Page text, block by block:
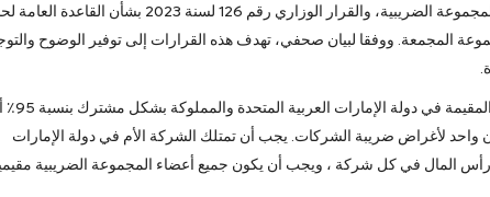
وشملت القرارات القرار الوزاري رقم 125 لسنة 2023 بشأن المجموعة الضريبية، والقرار الوزاري رقم 126 لسنة 2023 بشأن
الوزاري رقم 127 لسنة 2023 بشأن المجموعة المجمعة. ووفقا لبيان صحفي، تهدف هذه القرارات إلى توفير الوضوح
حدد القرار الوزاري بشأن المجموعة الضريبية شروط الكيانات المقيمة
واحد لأغراض ضريبة الشركات. يجب أن تمتلك الشركة الأم في دولة الإمارات
حقوق التصويت وملكية رأس المال في كل شركة ، ويجب أن يكون جميع أعضاء المجموعة الضريبية